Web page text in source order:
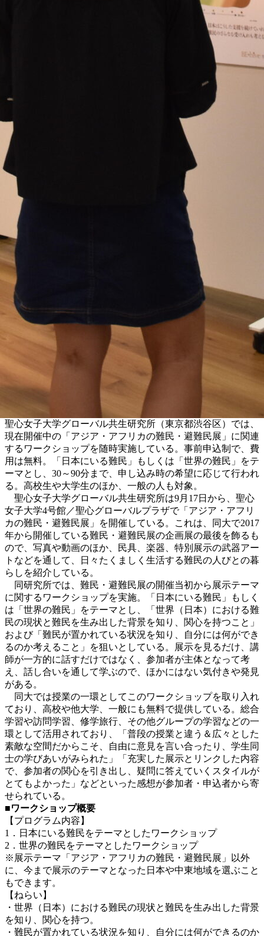
聖心女子大学グローバル共生研究所（東京都渋谷区）では、
現在開催中の「アジア・アフリカの難民・避難民展」に関連
するワークショップを随時実施している。事前申込制で、費
用は無料。「日本にいる難民」もしくは「世界の難民」をテ
ーマとし、30～90分まで、申し込み時の希望に応じて行われ
る。高校生や大学生のほか、一般の人も対象。
聖心女子大学グローバル共生研究所は9月17日から、聖心
女子大学4号館／聖心グローバルプラザで「アジア・アフリ
カの難民・避難民展」を開催している。これは、同大で2017
年から開催している難民・避難民展の企画展の最後を飾るも
ので、写真や動画のほか、民具、楽器、特別展示の武器アー
トなどを通して、日々たくましく生活する難民の人びとの暮
らしを紹介している。
同研究所では、難民・避難民展の開催当初から展示テーマ
に関するワークショップを実施。「日本にいる難民」もしく
は「世界の難民」をテーマとし、「世界（日本）における難
民の現状と難民を生み出した背景を知り、関心を持つこと」
および「難民が置かれている状況を知り、自分には何ができ
るのか考えること」を狙いとしている。展示を見るだけ、講
師が一方的に話すだけではなく、参加者が主体となって考
え、話し合いを通して学ぶので、ほかにはない気付きや発見
がある。
同大では授業の一環としてこのワークショップを取り入れ
ており、高校や他大学、一般にも無料で提供している。総合
学習や訪問学習、修学旅行、その他グループの学習などの一
環として活用されており、「普段の授業と違う＆広々とした
素敵な空間だからこそ、自由に意見を言い合ったり、学生同
士の学びあいがみられた」「充実した展示とリンクした内容
で、参加者の関心を引き出し、疑問に答えていくスタイルが
とてもよかった」などといった感想が参加者・申込者から寄
せられている。
■ワークショップ概要
【プログラム内容】
1．日本にいる難民をテーマとしたワークショップ
2．世界の難民をテーマとしたワークショップ
※展示テーマ「アジア・アフリカの難民・避難民展」以外
に、今まで展示のテーマとなった日本や中東地域を選ぶこと
もできます。
【ねらい】
・世界（日本）における難民の現状と難民を生み出した背景
を知り、関心を持つ。
・難民が置かれている状況を知り、自分には何ができるのか